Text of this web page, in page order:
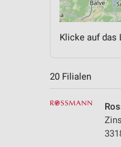
Klicke auf das
20 Filialen